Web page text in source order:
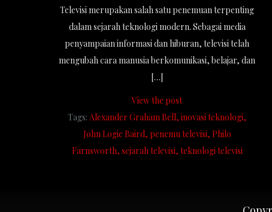
Televisi merupakan salah satu penemuan terpenting
dalam sejarah teknologi modern. Sebagai media
penyampaian informasi dan hiburan, televisi telah
mengubah cara manusia berkomunikasi, belajar, dan
[…]
View the post
Tags:Alexander Graham Bell inovasi teknologi
John Logie Baird penemu televisi Philo
Farnsworth sejarah televisi teknologi televisi